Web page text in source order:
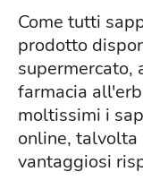
Come tutti
prodotto
supermercato,
farmacia
moltissimi i
online, talvolta
vantaggiosi